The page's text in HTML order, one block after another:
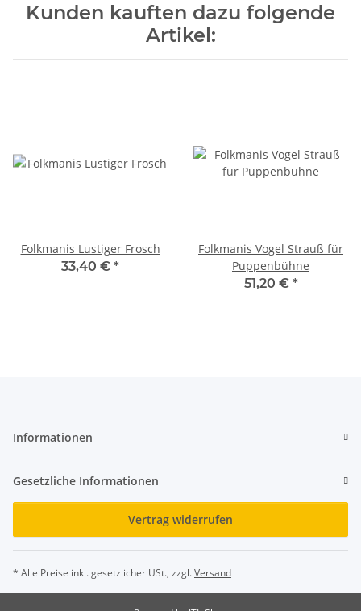
Kunden kauften dazu folgende
Artikel:
Folkmanis Lustiger Frosch
33,40 € *
Folkmanis Vogel Strauß für
Puppenbühne
51,20 € *
Informationen
Gesetzliche Informationen
Vertrag widerrufen
* Alle Preise inkl. gesetzlicher USt., zzgl.Versand